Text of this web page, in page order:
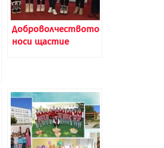
Доброволчеството
носи щастие